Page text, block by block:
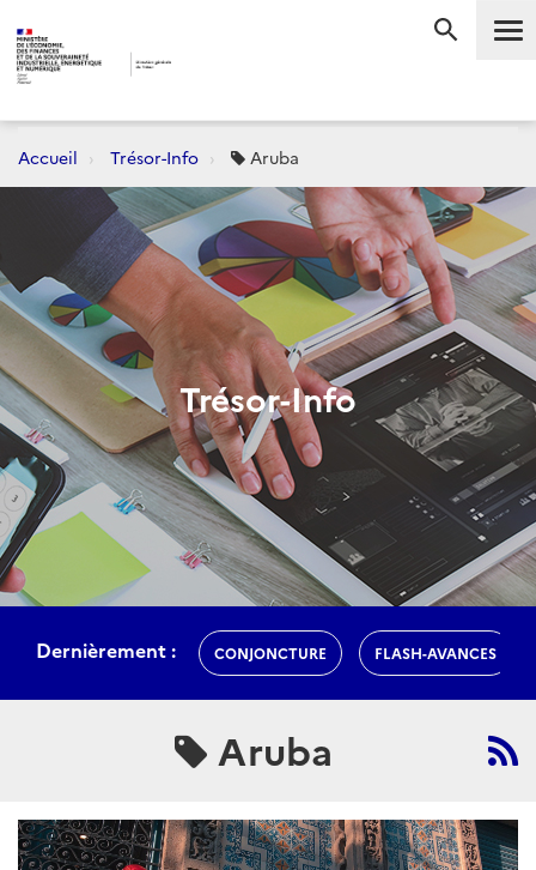
Accueil Trésor-Info Aruba
Trésor-Info
Dernièrement : CONJONCTURE FLASH-AVANCES
Aruba